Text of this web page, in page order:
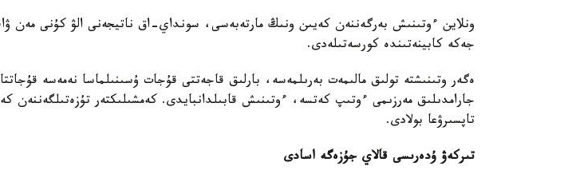
ونلاين ءوتىنىش بەرگەننەن كەيىن ونىڭ مارتەبەسى، سونداي-اق ناتيجەنى الۋ كۇنى مەن
جەكە كابينەتىندە كورسەتىلەدى.
ەگەر وتىنىشتە تولىق مالىمەت بەرىلمەسە، بارلىق قاجەتتى قۇجات ۇسىنىلماسا نەمەسە
جارامدىلىق مەرزىمى ءوتىپ كەتسە، ءوتىنىش قابىلدانبايدى. كەمشىلىكتەر تۇزەتىلگەننەن
تاپسىرۋعا بولادى.
تىركەۋ ۇدەرىسى قالاي جۇزەگە اسادى